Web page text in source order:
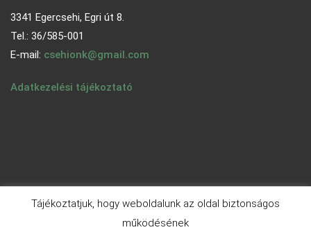
3341 Egercsehi, Egri út 8.
Tel.: 36/585-001
E-mail: csehionk@gmail.com
Adatkezelési tájékoztató
Tájékoztatjuk, hogy weboldalunk az oldal biztonságos
működésének